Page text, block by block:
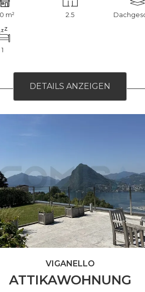
m² 2.5
1
DETAILS ANZEIGEN
ATTIKAWOHNUNG
VIGANELLO